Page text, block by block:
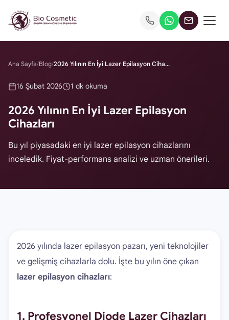
Ana Sayfa/Blog/2026 Yılının En İyi Lazer Epilasyon Ciha...
16 Şubat 2026 1 dk okuma
2026 Yılının En İyi Lazer Epilasyon
Cihazları
Bu yıl piyasadaki en iyi lazer epilasyon cihazlarını
inceledik. Fiyat-performans analizi ve uzman önerileri.
2026 yılında lazer epilasyon pazarı, yeni teknolojiler
ve gelişmiş cihazlarla dolu. İşte bu yılın öne çıkan
lazer epilasyon cihazları:
1. Profesyonel Diode Lazer Cihazları